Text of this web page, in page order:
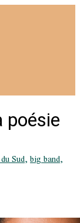
poésie
Sud,big band,